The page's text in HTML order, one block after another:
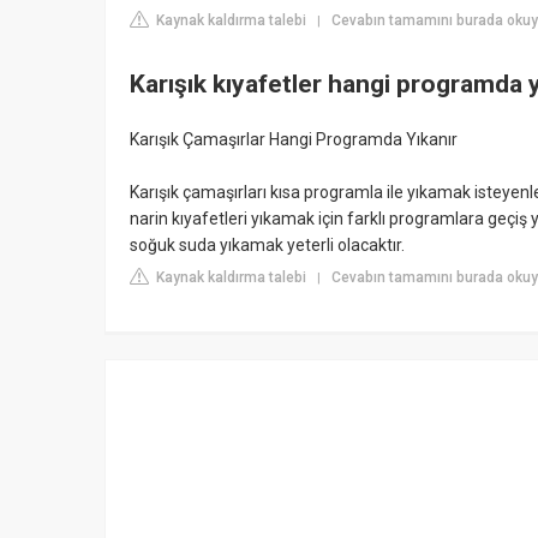
Kaynak kaldırma talebi | Cevabın tamamını burada
Karışık kıyafetler hangi programda
Karışık Çamaşırlar Hangi Programda Yıkanır
Karışık çamaşırları kısa programla ile yıkamak
narin kıyafetleri yıkamak için farklı programlara
soğuk suda yıkamak yeterli olacaktır.
Kaynak kaldırma talebi | Cevabın tamamını burada